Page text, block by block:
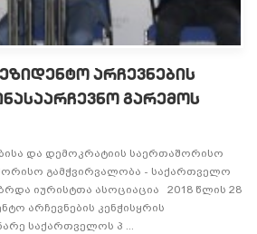
არჩევნების
გარემოს
და დემოკრატიის საერთაშორისო
გამჭვირვალობა - საქართველო
იურისტთა ასოციაცია 2018 წლის 28
არჩევნების კენჭისყრის
საქართველოს პ ...